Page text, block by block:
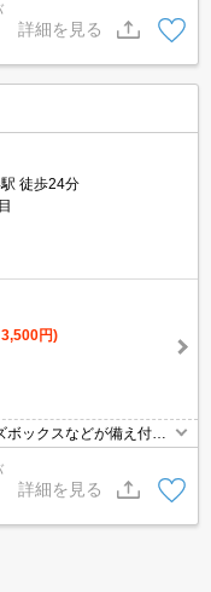
詳細を見る
徒歩24分
円)
ックスなどが備え付け
ます。来訪者の顔が確
。お部屋の広さ42.04
心して過ごせます。
詳細を見る